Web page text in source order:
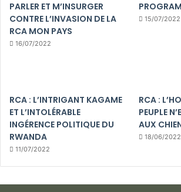
PARLER ET M’INSURGER
CONTRE L’INVASION DE LA
RCA MON PAYS
16/07/2022
15/07/2022
RCA : L’INTRIGANT KAGAME
ET L’INTOLÉRABLE
INGÉRENCE POLITIQUE DU
RWANDA
11/07/2022
RCA :
PEUPLE
AUX
18/06/2022